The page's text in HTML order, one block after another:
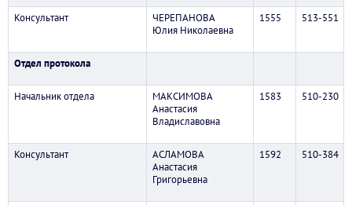
Консультант
ЧЕРЕПАНОВА
Юлия Николаевна
1555 513-551
Отдел протокола
Начальник отдела
МАКСИМОВА
Анастасия
Владиславовна
1583 510-230
Консультант
АСЛАМОВА
Анастасия
Григорьевна
1592 510-384